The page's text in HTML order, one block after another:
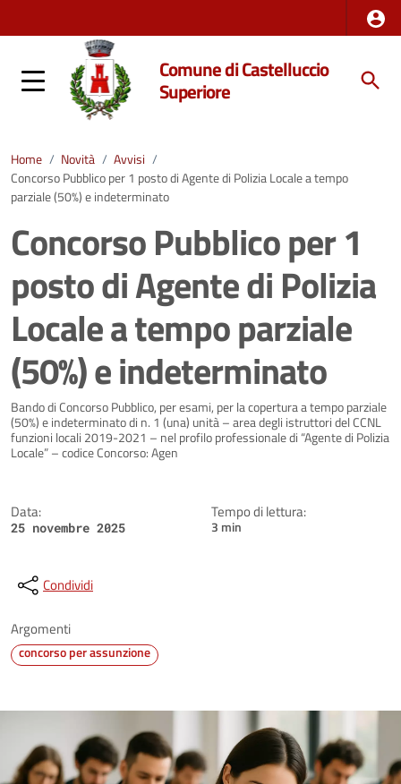
Comune di Castelluccio
Superiore
Home / Novità / Avvisi /
Concorso Pubblico per 1 posto di Agente di Polizia Locale a tempo
parziale (50%) e indeterminato
Concorso Pubblico per 1
posto di Agente di Polizia
Locale a tempo parziale
(50%) e indeterminato
Dettagli della notizia
Bando di Concorso Pubblico, per esami, per la copertura a tempo parziale
(50%) e indeterminato di n. 1 (una) unità – area degli istruttori del CCNL
funzioni locali 2019-2021 – nel profilo professionale di “Agente di Polizia
Locale” – codice Concorso: Agen
Data:
25 novembre 2025
Tempo di lettura:
3 min
Condividi
Argomenti
concorso per assunzione